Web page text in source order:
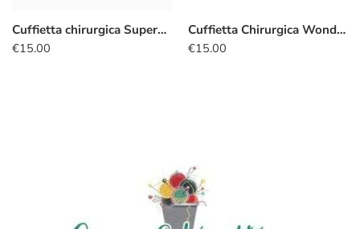
Cuffietta chirurgica Superman logo blu
€15.00
Cuffietta Chirurgica Wonder Woman natalizia
€15.00